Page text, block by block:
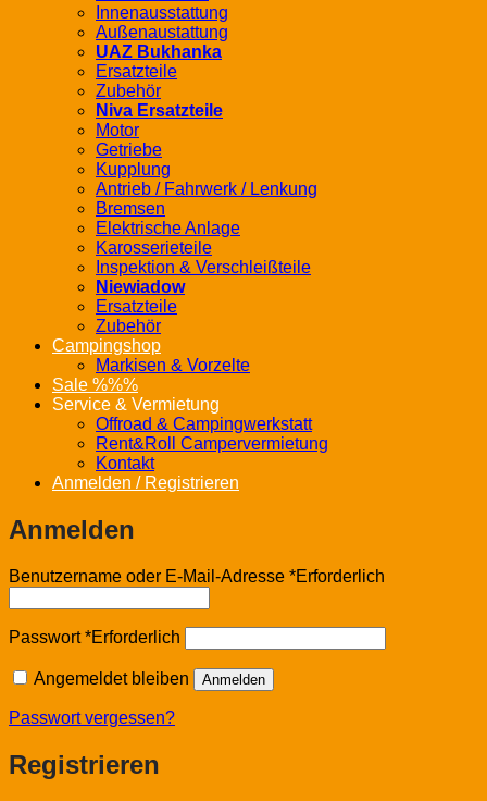
Innenausstattung
Außenaustattung
UAZ Bukhanka
Ersatzteile
Zubehör
Niva Ersatzteile
Motor
Getriebe
Kupplung
Antrieb / Fahrwerk / Lenkung
Bremsen
Elektrische Anlage
Karosserieteile
Inspektion & Verschleißteile
Niewiadow
Ersatzteile
Zubehör
Campingshop
Markisen & Vorzelte
Sale %%%
Service & Vermietung
Offroad & Campingwerkstatt
Rent&Roll Campervermietung
Kontakt
Anmelden / Registrieren
Anmelden
Benutzername oder E-Mail-Adresse *Erforderlich
Passwort*Erforderlich
Angemeldet bleiben Anmelden
Passwort vergessen?
Registrieren